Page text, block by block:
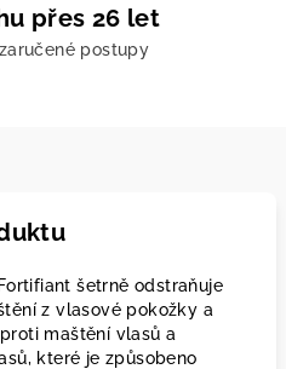
přes 26 let
postupy
šetrně odstraňuje
z vlasové pokožky a
maštění vlasů a
které je způsobeno